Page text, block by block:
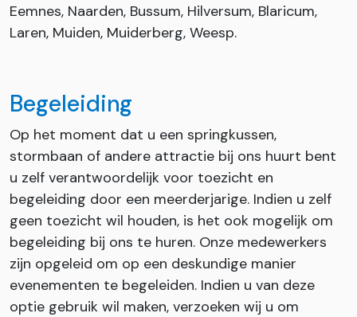
Eemnes, Naarden, Bussum, Hilversum, Blaricum,
Laren, Muiden, Muiderberg, Weesp.
Begeleiding
Op het moment dat u een springkussen,
stormbaan of andere attractie bij ons huurt bent
u zelf verantwoordelijk voor toezicht en
begeleiding door een meerderjarige. Indien u zelf
geen toezicht wil houden, is het ook mogelijk om
begeleiding bij ons te huren. Onze medewerkers
zijn opgeleid om op een deskundige manier
evenementen te begeleiden. Indien u van deze
optie gebruik wil maken, verzoeken wij u om